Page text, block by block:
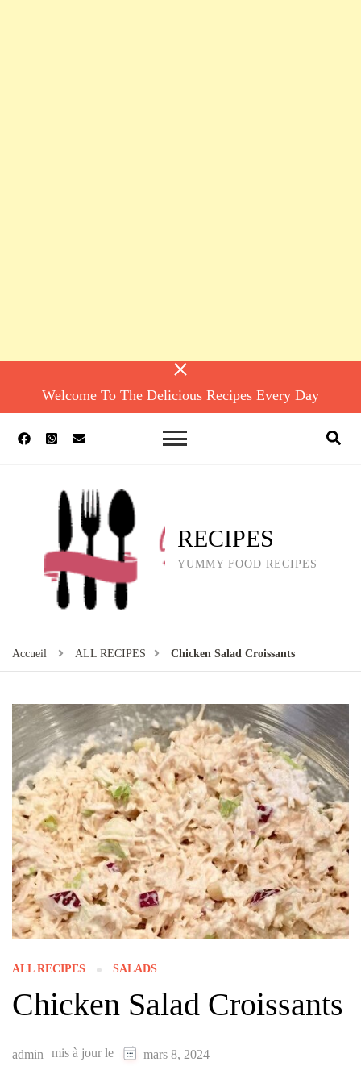
Welcome To The Delicious Recipes Every Day
RECIPES
YUMMY FOOD RECIPES
Accueil ALL RECIPES Chicken Salad Croissants
ALL RECIPES SALADS
Chicken Salad Croissants
admin mis à jour le mars 8, 2024